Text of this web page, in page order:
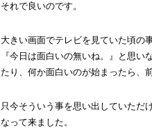
それで良いのです。
大きい画面でテレビを見ていた頃の
『今日は面白いの無いね。』と思
たり、何か面白いのが始まったら、
只今そういう事を思い出していただ
なって来ました。